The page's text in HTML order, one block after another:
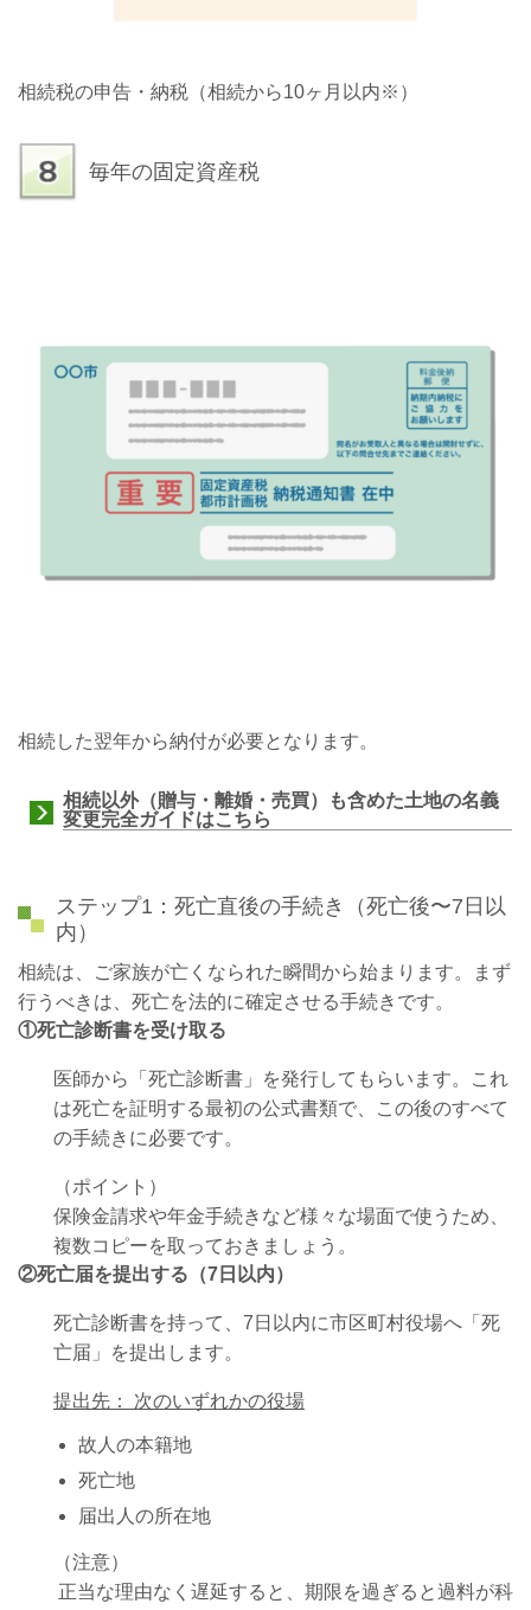
相続税の申告・納税（相続から10ヶ月以内※）
毎年の固定資産税
相続した翌年から納付が必要となります。
相続以外（贈与・離婚・売買）も含めた土地の名義
変更完全ガイドはこちら
ステップ1：死亡直後の手続き（死亡後〜7日以
内）
相続は、ご家族が亡くなられた瞬間から始まります。まず
行うべきは、死亡を法的に確定させる手続きです。
①死亡診断書を受け取る
医師から「死亡診断書」を発行してもらいます。これ
は死亡を証明する最初の公式書類で、この後のすべて
の手続きに必要です。
（ポイント）
保険金請求や年金手続きなど様々な場面で使うため、
複数コピーを取っておきましょう。
②死亡届を提出する（7日以内）
死亡診断書を持って、7日以内に市区町村役場へ「死
亡届」を提出します。
提出先： 次のいずれかの役場
故人の本籍地
死亡地
届出人の所在地
（注意）
正当な理由なく遅延すると、期限を過ぎると過料が科